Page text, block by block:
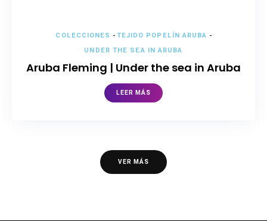
COLECCIONES -TEJIDO POPELÍN ARUBA -
UNDER THE SEA IN ARUBA
Aruba Fleming | Under the sea in Aruba
LEER MÁS
VER MÁS